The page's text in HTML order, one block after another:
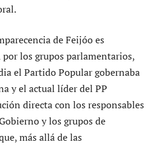
de Feijóo es
los grupos parlamentarios,
el Partido Popular gobernaba
y el actual líder del PP
directa con los responsables
y los grupos de
más allá de las